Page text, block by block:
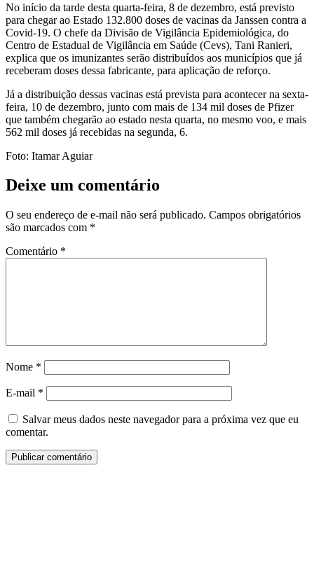
No início da tarde desta quarta-feira, 8 de dezembro, está previsto
para chegar ao Estado 132.800 doses de vacinas da Janssen contra a
Covid-19. O chefe da Divisão de Vigilância Epidemiológica, do
Centro de Estadual de Vigilância em Saúde (Cevs), Tani Ranieri,
explica que os imunizantes serão distribuídos aos municípios que já
receberam doses dessa fabricante, para aplicação de reforço.
Já a distribuição dessas vacinas está prevista para acontecer na sexta-
feira, 10 de dezembro, junto com mais de 134 mil doses de Pfizer
que também chegarão ao estado nesta quarta, no mesmo voo, e mais
562 mil doses já recebidas na segunda, 6.
Foto: Itamar Aguiar
Deixe um comentário
O seu endereço de e-mail não será publicado. Campos obrigatórios
são marcados com *
Comentário *
Nome *
E-mail *
Salvar meus dados neste navegador para a próxima vez que eu
comentar.